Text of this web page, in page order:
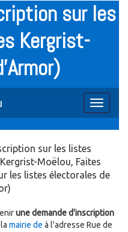
sur les
Kergrist-
Toggle
sur les listes
Moëlou, Faites
les listes électorales de
une demande d'inscription
mairie de à l'adresse Rue de